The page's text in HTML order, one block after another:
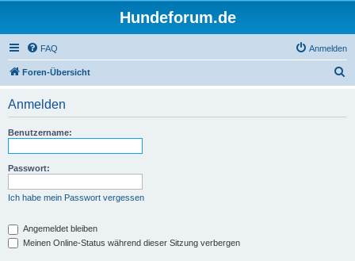
Hundeforum.de
FAQ Anmelden
Foren-Übersicht
Anmelden
Benutzername:
Passwort:
Ich habe mein Passwort vergessen
Angemeldet bleiben
Meinen Online-Status während dieser Sitzung verbergen